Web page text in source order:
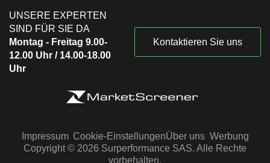
UNSERE EXPERTEN
SIND FÜR SIE DA
Montag - Freitag 9.00-
12.00 Uhr / 14.00-18.00
Uhr
Kontaktieren Sie uns
Impressum Cookie-EinstellungenÜber uns Werbung
Copyright © 2026 Surperformance SAS. Alle Rechte
vorbehalten.